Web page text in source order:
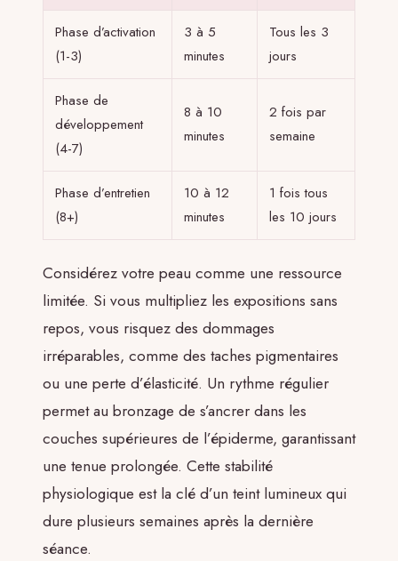
Phase d’activation
(1-3)
3 à 5
minutes
Tous les 3
jours
Phase de
développement
(4-7)
8 à 10
minutes
2 fois par
semaine
Phase d’entretien
(8+)
10 à 12
minutes
1 fois tous
les 10 jours
Considérez votre peau comme une ressource
limitée. Si vous multipliez les expositions sans
repos, vous risquez des dommages
irréparables, comme des taches pigmentaires
ou une perte d’élasticité. Un rythme régulier
permet au bronzage de s’ancrer dans les
couches supérieures de l’épiderme, garantissant
une tenue prolongée. Cette stabilité
physiologique est la clé d’un teint lumineux qui
dure plusieurs semaines après la dernière
séance.